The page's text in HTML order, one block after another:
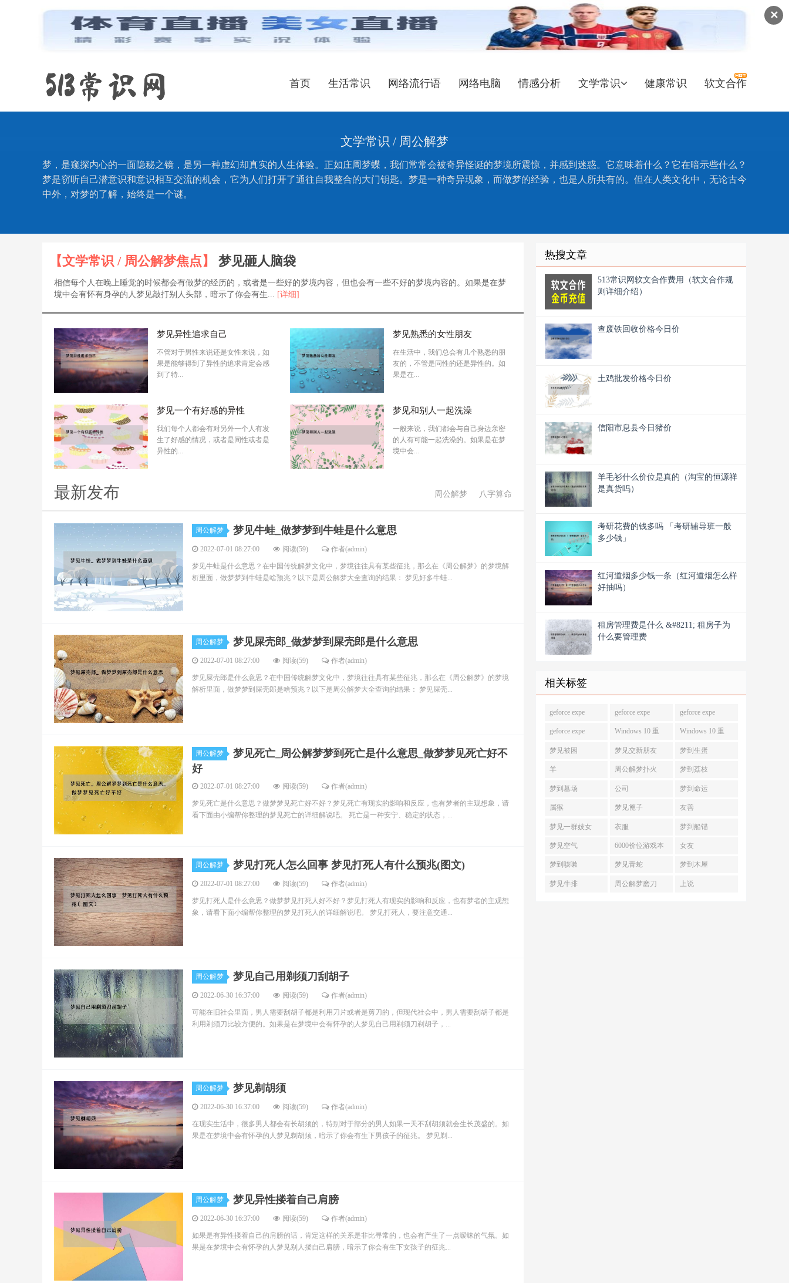
✕
首页 生活常识 网络流行语 网络电脑 情感分析 文学常识 健康常识 软文合作
文学常识 / 周公解梦
梦，是窥探内心的一面隐秘之镜，是另一种虚幻却真实的人生体验。正如庄周梦蝶，我们常常会被奇异怪诞的梦境所震惊，并感到迷惑。它意味着什么？它在暗示些什么？
梦是窃听自己潜意识和意识相互交流的机会，它为人们打开了通往自我整合的大门钥匙。梦是一种奇异现象，而做梦的经验，也是人所共有的。但在人类文化中，无论古今
中外，对梦的了解，始终是一个谜。
【文学常识 / 周公解梦焦点】 梦见砸人脑袋
相信每个人在晚上睡觉的时候都会有做梦的经历的，或者是一些好的梦境内容，但也会有一些不好的梦境内容的。如果是在梦
境中会有怀有身孕的人梦见敲打别人头部，暗示了你会有生... [详细]
梦见异性追求自己
不管对于男性来说还是女性来说，如
果是能够得到了异性的追求肯定会感
到了特...
梦见熟悉的女性朋友
在生活中，我们总会有几个熟悉的朋
友的，不管是同性的还是异性的。如
果是在...
梦见一个有好感的异性
我们每个人都会有对另外一个人有发
生了好感的情况，或者是同性或者是
异性的...
梦见和别人一起洗澡
一般来说，我们都会与自己身边亲密
的人有可能一起洗澡的。如果是在梦
境中会...
最新发布 周公解梦 八字算命
周公解梦 梦见牛蛙_做梦梦到牛蛙是什么意思
2022-07-01 08:27:00 阅读(59) 作者(admin)
梦见牛蛙是什么意思？在中国传统解梦文化中，梦境往往具有某些征兆，那么在《周公解梦》的梦境解
析里面，做梦梦到牛蛙是啥预兆？以下是周公解梦大全查询的结果： 梦见好多牛蛙...
周公解梦 梦见屎壳郎_做梦梦到屎壳郎是什么意思
2022-07-01 08:27:00 阅读(59) 作者(admin)
梦见屎壳郎是什么意思？在中国传统解梦文化中，梦境往往具有某些征兆，那么在《周公解梦》的梦境
解析里面，做梦梦到屎壳郎是啥预兆？以下是周公解梦大全查询的结果： 梦见屎壳...
周公解梦
梦见死亡_周公解梦梦到死亡是什么意思_做梦梦见死亡好不
好
2022-07-01 08:27:00 阅读(59) 作者(admin)
梦见死亡是什么意思？做梦梦见死亡好不好？梦见死亡有现实的影响和反应，也有梦者的主观想象，请
看下面由小编帮你整理的梦见死亡的详细解说吧。 死亡是一种安宁、稳定的状态，...
周公解梦 梦见打死人怎么回事 梦见打死人有什么预兆(图文)
2022-07-01 08:27:00 阅读(59) 作者(admin)
梦见打死人是什么意思？做梦梦见打死人好不好？梦见打死人有现实的影响和反应，也有梦者的主观想
象，请看下面小编帮你整理的梦见打死人的详细解说吧。 梦见打死人，要注意交通...
周公解梦 梦见自己用剃须刀刮胡子
2022-06-30 16:37:00 阅读(59) 作者(admin)
可能在旧社会里面，男人需要刮胡子都是利用刀片或者是剪刀的，但现代社会中，男人需要刮胡子都是
利用剃须刀比较方便的。如果是在梦境中会有怀孕的人梦见自己用剃须刀剃胡子，...
周公解梦 梦见剃胡须
2022-06-30 16:37:00 阅读(59) 作者(admin)
在现实生活中，很多男人都会有长胡须的，特别对于部分的男人如果一天不刮胡须就会生长茂盛的。如
果是在梦境中会有怀孕的人梦见剃胡须，暗示了你会有生下男孩子的征兆。 梦见剃...
周公解梦 梦见异性搂着自己肩膀
2022-06-30 16:37:00 阅读(59) 作者(admin)
如果是有异性搂着自己的肩膀的话，肯定这样的关系是非比寻常的，也会有产生了一点暧昧的气氛。如
果是在梦境中会有怀孕的人梦见别人搂自己肩膀，暗示了你会有生下女孩子的征兆...
热搜文章
513常识网软文合作费用（软文合作规
则详细介绍）
查废铁回收价格今日价
土鸡批发价格今日价
信阳市息县今日猪价
羊毛衫什么价位是真的（淘宝的恒源祥
是真货吗）
考研花费的钱多吗 「考研辅导班一般
多少钱」
红河道烟多少钱一条（红河道烟怎么样
好抽吗）
租房管理费是什么 &#8211; 租房子为
什么要管理费
相关标签
geforce expe geforce expe geforce expe
geforce expe Windows 10 重 Windows 10 重
梦见被困 梦见交新朋友 梦到生蛋
羊 周公解梦扑火 梦到荔枝
梦到墓场 公司 梦到命运
属猴 梦见篦子 友善
梦见一群妓女 衣服 梦到船锚
梦见空气 6000价位游戏本 女友
梦到咳嗽 梦见青蛇 梦到木屋
梦见牛排 周公解梦磨刀 上说